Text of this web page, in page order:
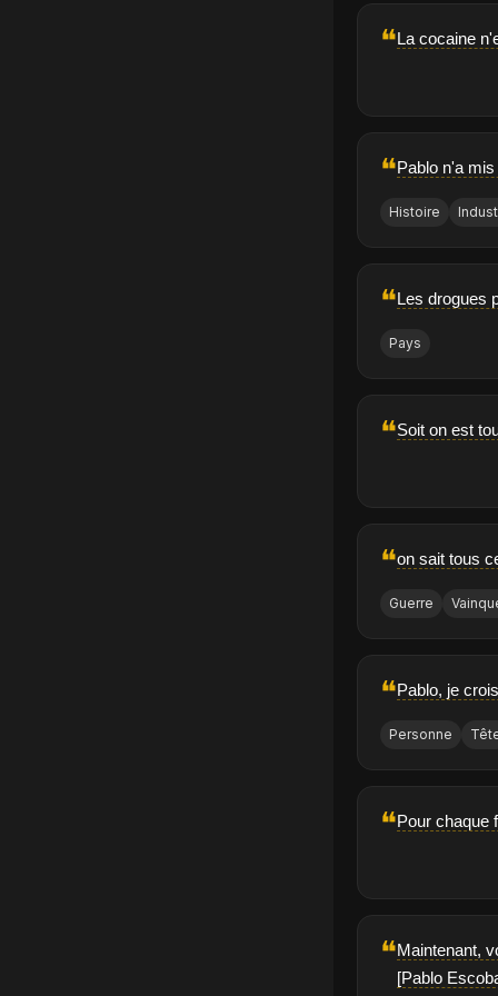
❝La cocaine
❝Pablo n'a
Histoire
❝Les drogues
Pays
❝Soit on est
❝on sait tous
Guerre
❝Pablo, je
Personne
❝Pour chaque
❝Maintenant,
[Pablo